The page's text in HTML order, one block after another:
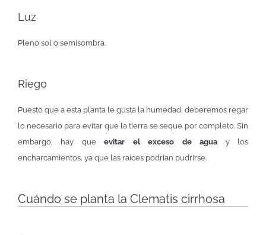
Luz
Pleno sol o semisombra.
Riego
Puesto que a esta planta le gusta la humedad, deberemos regar
lo necesario para evitar que la tierra se seque por completo. Sin
embargo, hay queevitar el exceso de agua y los
encharcamientos, ya que las raíces podrían pudrirse.
Cuándo se planta la Clematis cirrhosa